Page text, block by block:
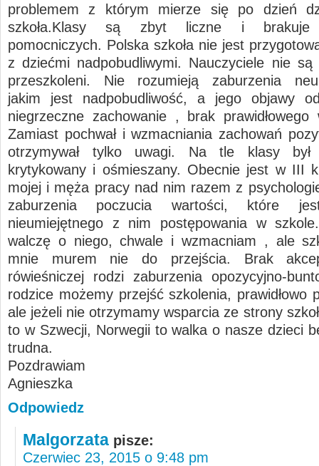
problemem z którym mierze się po dzień
szkoła.Klasy są zbyt liczne i brakuje
pomocniczych. Polska szkoła nie jest
z dziećmi nadpobudliwymi. Nauczyciele nie są
przeszkoleni. Nie rozumieją zaburzenia
jakim jest nadpobudliwość, a jego objawy
niegrzeczne zachowanie , brak prawidłowego
Zamiast pochwał i wzmacniania zachowań
otrzymywał tylko uwagi. Na tle klasy był
krytykowany i ośmieszany. Obecnie jest w III
mojej i męża pracy nad nim razem z
zaburzenia poczucia wartości, które
nieumiejętnego z nim postępowania w
walczę o niego, chwale i wzmacniam , ale
mnie murem nie do przejścia. Brak
rówieśniczej rodzi zaburzenia opozycyjno-
rodzice możemy przejść szkolenia, prawidłowo
ale jeżeli nie otrzymamy wsparcia ze strony
to w Szwecji, Norwegii to walka o nasze dzieci
trudna.
Pozdrawiam
Agnieszka
Odpowiedz
Malgorzata pisze:
Czerwiec 23, 2015 o 9:48 pm